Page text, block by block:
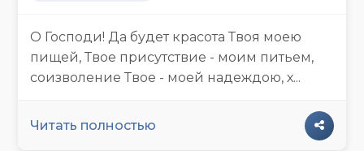
О Господи! Да будет красота Твоя моею
пищей, Твое присутствие - моим питьем,
соизволение Твое - моей надеждою, х...
Читать полностью